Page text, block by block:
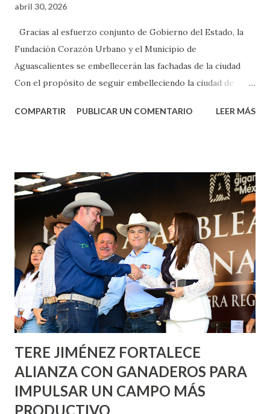
abril 30, 2026
Gracias al esfuerzo conjunto de Gobierno del Estado, la
Fundación Corazón Urbano y el Municipio de
Aguascalientes se embellecerán las fachadas de la ciudad
Con el propósito de seguir embelleciendo la ciudad de
municipal, Leo Montañez dio inicio al programa
Corazón Urbano y el Municipio capital. Leo Montañez
informó que en este programa se usarán cerca de 90 mil
metros cuadrados de pintura, para dar inicio en la calle
Nieto, entre Jesús F. Elizondo y la calle 22 de Octubre, con
lo que se aplicará pintura en 66 casas. Posteriormente se
llevará este programa a Villas de Nuestra Señora de la
Asunción, Avenida Alameda y Decreto 27 de Septiembre, en
los edificios FOVISSSTE Ojo de Agua, en la comunidad
Norias de Paso Hondo y en los edificios de...
COMPARTIR PUBLICAR UN COMENTARIO LEER MÁS
TERE JIMÉNEZ FORTALECE
ALIANZA CON GANADEROS PARA
IMPULSAR UN CAMPO MÁS
PRODUCTIVO